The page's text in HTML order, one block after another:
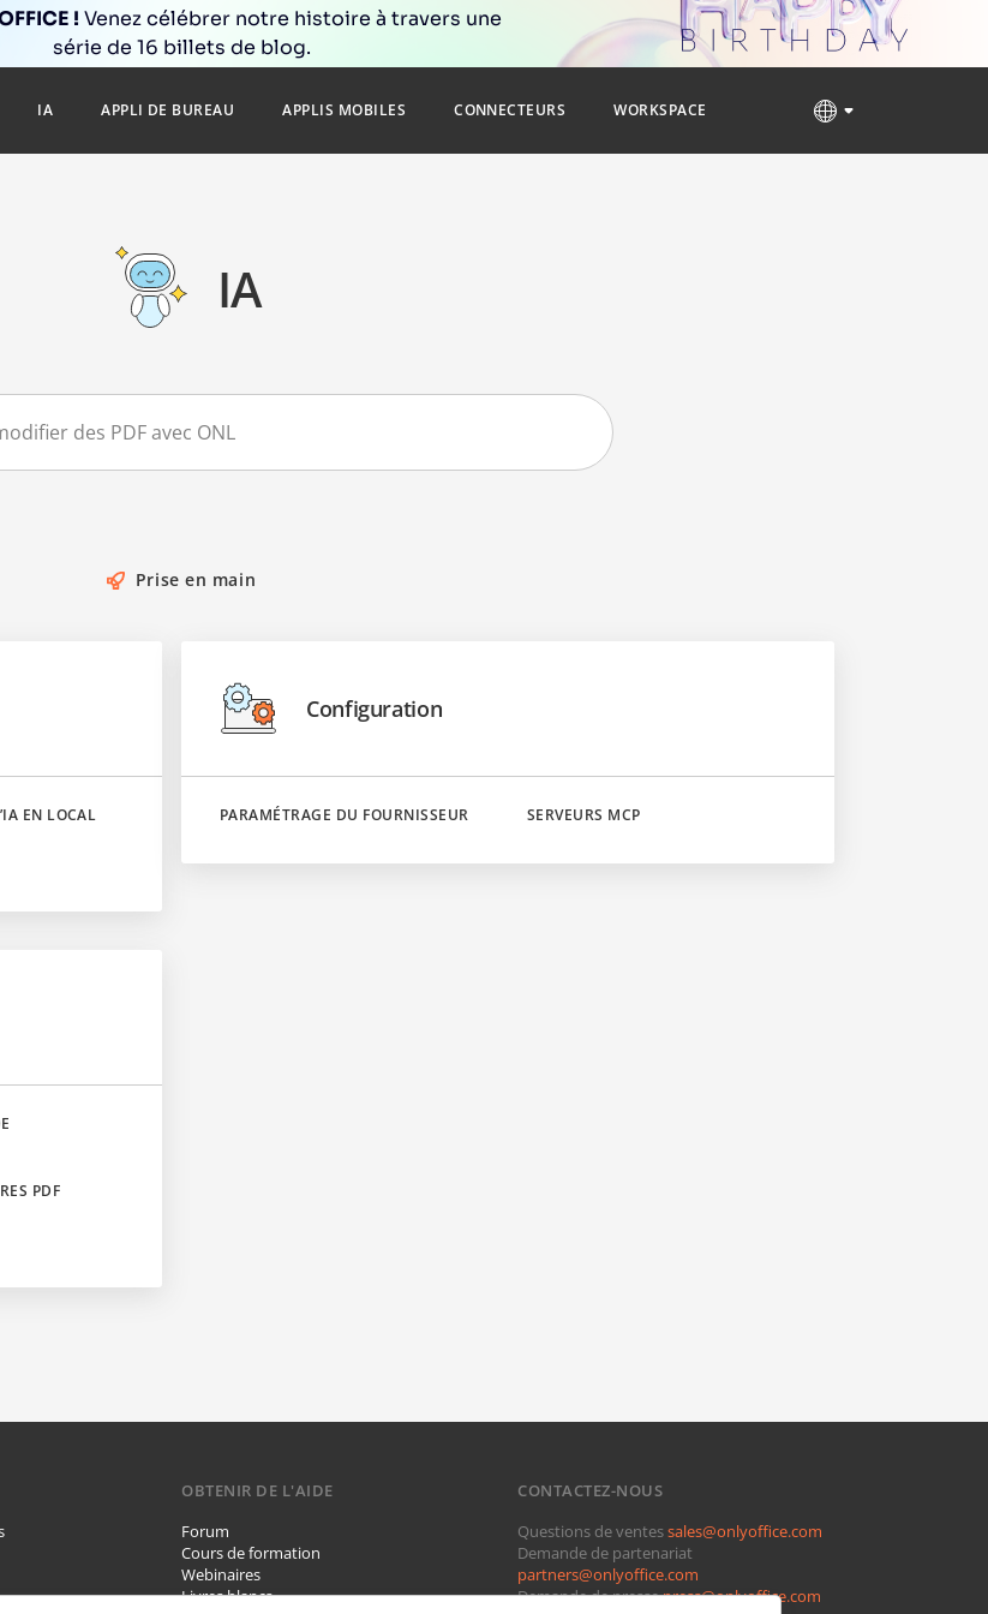
! Venez célébrer notre histoire à travers une
série de 16 billets de blog.
IA APPLI DE BUREAU APPLIS MOBILES CONNECTEURS WORKSPACE
IA
Prise en main
EN LOCAL
PDF
Configuration
PARAMÉTRAGE DU FOURNISSEUR SERVEURS MCP
OBTENIR DE L'AIDE
Forum
Cours de formation
Webinaires
Livres blancs
CONTACTEZ-NOUS
Questions de ventessales@onlyoffice.com
Demande de partenariat
partners@onlyoffice.com
Demande de pressepress@onlyoffice.com